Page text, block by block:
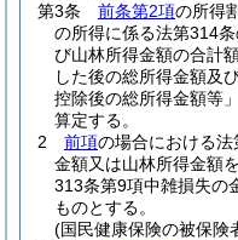
第3条
前条第2項の所得
の所得に係る法第314
び山林所得金額の合計
した後の総所得金額及
控除後の総所得金額等
算定する。
2
前項の場合における
金額又は山林所得金額
313条第9項中雑損失の
ものとする。
(国民健康保険の被保険